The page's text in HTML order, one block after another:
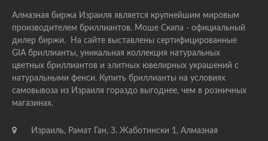
Алмазная биржа Израиля является крупнейшим мировым
производителем бриллиантов. Моше Скапа - официальный
дилер биржи. На сайте выставлены сертифицированные
GIA бриллианты, уникальная коллекция натуральных
цветных бриллиантов и элитных ювелирных украшений с
натуральными фенси. Купить бриллианты на условиях
самовывоза из Израиля гораздо выгоднее, чем в розничных
магазинах.
Израиль, Рамат Ган, З. Жаботински 1, Алмазная